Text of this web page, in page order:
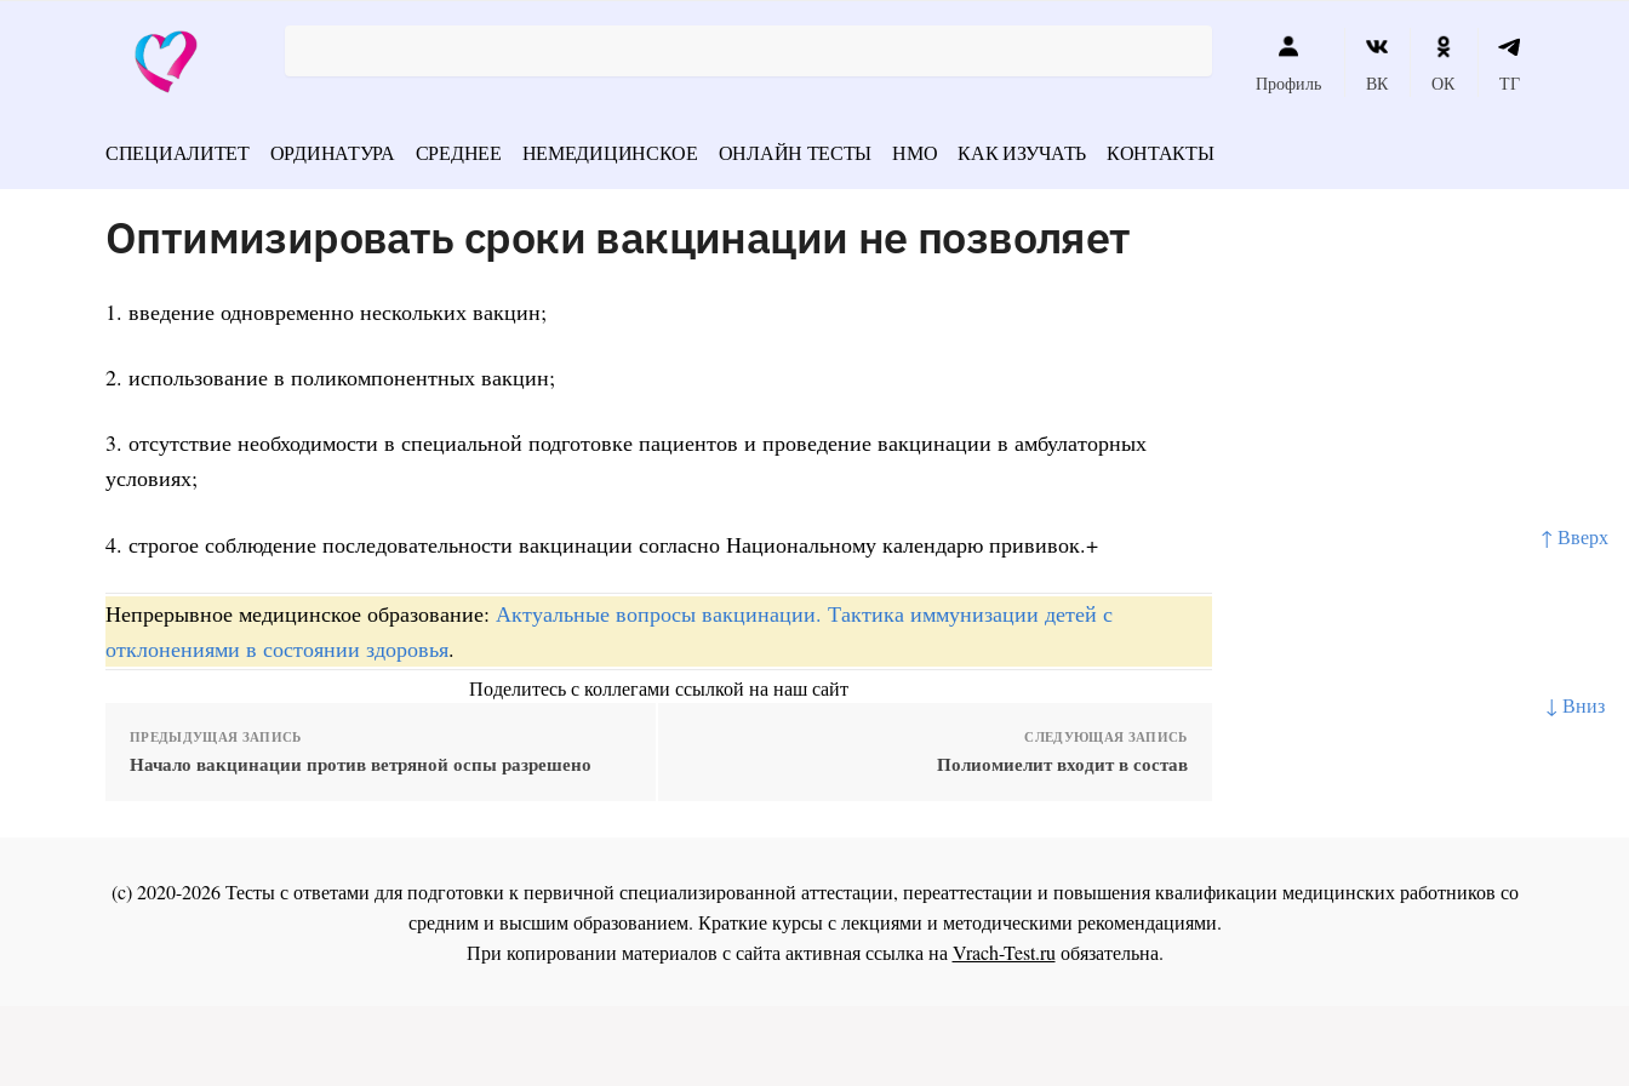
↑ Вверх
↓ Вниз
Профиль ВК ОК ТГ
СПЕЦИАЛИТЕТ ОРДИНАТУРА СРЕДНЕЕ НЕМЕДИЦИНСКОЕ ОНЛАЙН ТЕСТЫ НМО КАК ИЗУЧАТЬ КОНТАКТЫ
Оптимизировать сроки вакцинации не позволяет
1. введение одновременно нескольких вакцин;
2. использование в поликомпонентных вакцин;
3. отсутствие необходимости в специальной подготовке пациентов и проведение вакцинации в амбулаторных
условиях;
4. строгое соблюдение последовательности вакцинации согласно Национальному календарю прививок.+
Непрерывное медицинское образование: Актуальные вопросы вакцинации. Тактика иммунизации детей с
отклонениями в состоянии здоровья.
Поделитесь с коллегами ссылкой на наш сайт
ПРЕДЫДУЩАЯ ЗАПИСЬ
Начало вакцинации против ветряной оспы разрешено
СЛЕДУЮЩАЯ ЗАПИСЬ
Полиомиелит входит в состав
(c) 2020-2026 Тесты с ответами для подготовки к первичной специализированной аттестации, переаттестации и повышения квалификации медицинских работников со
средним и высшим образованием. Краткие курсы с лекциями и методическими рекомендациями.
При копировании материалов с сайта активная ссылка наVrach-Test.ruобязательна.